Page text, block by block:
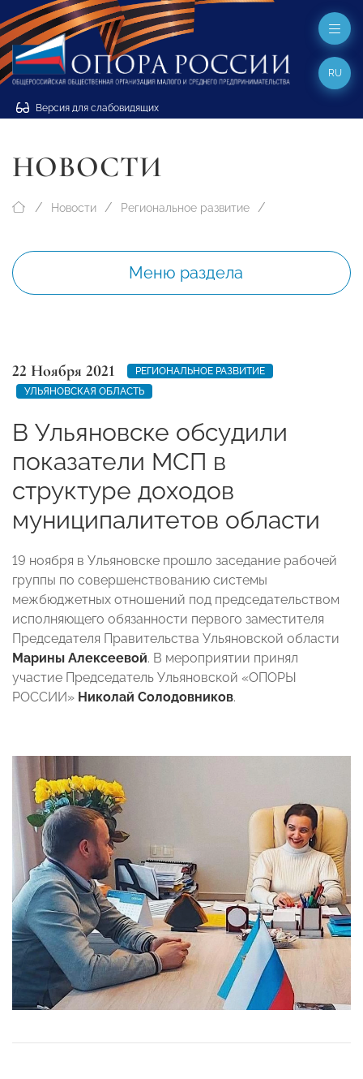
Версия для слабовидящих
RU
НОВОСТИ
Новости Региональное развитие
Меню раздела
22 Ноября 2021
РЕГИОНАЛЬНОЕ РАЗВИТИЕ
УЛЬЯНОВСКАЯ ОБЛАСТЬ
В Ульяновске обсудили
показатели МСП в
структуре доходов
муниципалитетов области
19 ноября в Ульяновске прошло заседание рабочей
группы по совершенствованию системы
межбюджетных отношений под председательством
исполняющего обязанности первого заместителя
Председателя Правительства Ульяновской области
Марины Алексеевой. В мероприятии принял
участие Председатель Ульяновской «ОПОРЫ
РОССИИ» Николай Солодовников.